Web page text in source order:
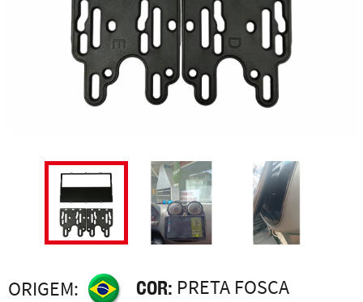
ORIGEM: COR: PRETA FOSCA